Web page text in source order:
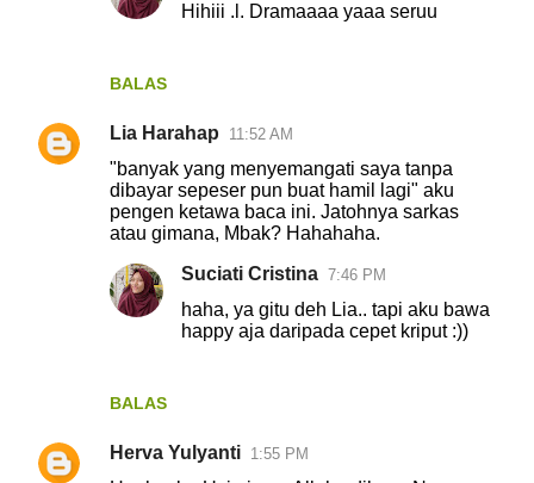
BALAS
Hihiii .l. Dramaaaa yaaa seruu
Lia Harahap 11:52 AM
"banyak yang menyemangati saya tanpa
dibayar sepeser pun buat hamil lagi" aku
pengen ketawa baca ini. Jatohnya sarkas
atau gimana, Mbak? Hahahaha.
BALAS
Suciati Cristina 7:46 PM
haha, ya gitu deh Lia.. tapi aku bawa
happy aja daripada cepet kriput :))
Herva Yulyanti 1:55 PM